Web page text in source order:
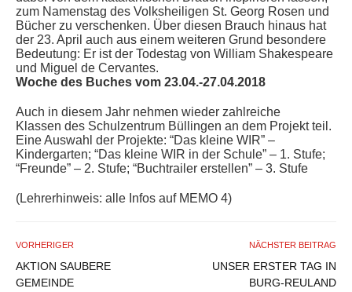
zum Namenstag des Volksheiligen St. Georg Rosen und
Bücher zu verschenken. Über diesen Brauch hinaus hat
der 23. April auch aus einem weiteren Grund besondere
Bedeutung: Er ist der Todestag von William Shakespeare
und Miguel de Cervantes.
Woche des Buches vom 23.04.-27.04.2018
Auch in diesem Jahr nehmen wieder zahlreiche
Klassen des Schulzentrum Büllingen an dem Projekt teil.
Eine Auswahl der Projekte: “Das kleine WIR” –
Kindergarten; “Das kleine WIR in der Schule” – 1. Stufe;
“Freunde” – 2. Stufe; “Buchtrailer erstellen” – 3. Stufe
(Lehrerhinweis: alle Infos auf MEMO 4)
VORHERIGER
AKTION SAUBERE
GEMEINDE
NÄCHSTER BEITRAG
UNSER ERSTER TAG IN
BURG-REULAND